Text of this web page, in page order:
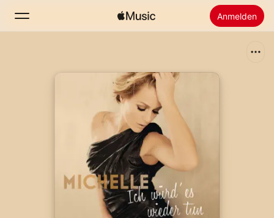
Anmelden
Apple Music installieren